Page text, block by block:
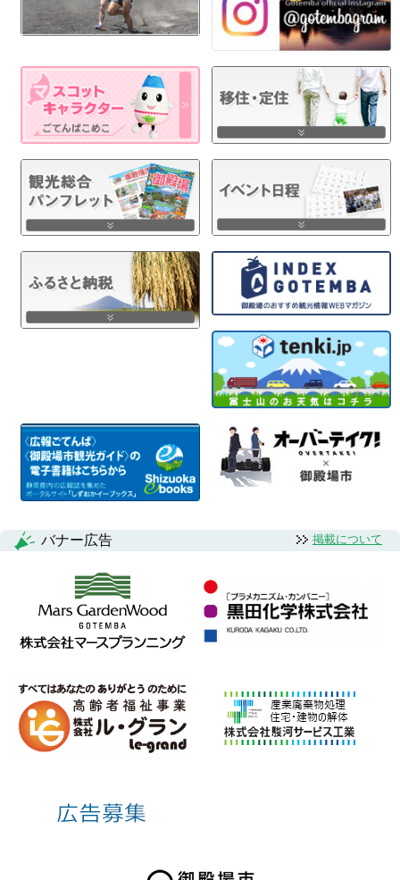
バナー広告 掲載について